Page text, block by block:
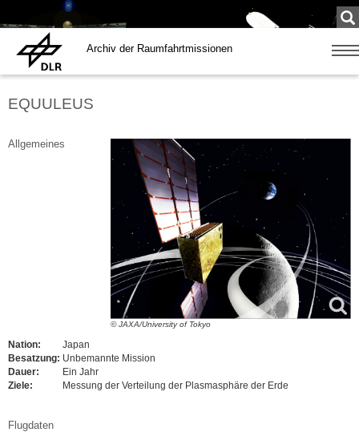
Archiv der Raumfahrtmissionen
Zeige
EQUULEUS
© JAXA/University of Tokyo
Allgemeines
Nation:
Japan
Besatzung: Unbemannte Mission
Dauer:
Ein Jahr
Ziele:
Messung der Verteilung der Plasmasphäre der Erde
Flugdaten